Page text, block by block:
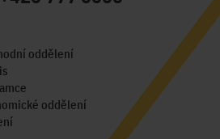
oddělení
oddělení